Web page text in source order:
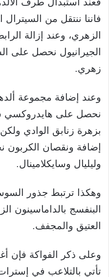
فاننا ننتقل من
الزهري، وعند إزالة
الجيرانيول نحصل على
زهري.
وعند إضافة مجموعة
نحصل على هايدروكسي
بزهرة زنابق الوادي
إضافة ونقصان
وليليال وسايكلامينال.
وهكذا ترتبط جذور
البنفسج بالداماسينون
العتيق والمجفف.
وعلى ذكر الفواكة فإن
تأتي بالتلاعب في